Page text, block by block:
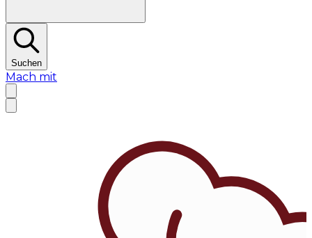
Suchen
Mach mit